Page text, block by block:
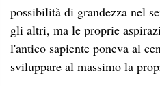
possibilità di grandezza nel
gli altri, ma le proprie
l'antico sapiente poneva al
sviluppare al massimo la